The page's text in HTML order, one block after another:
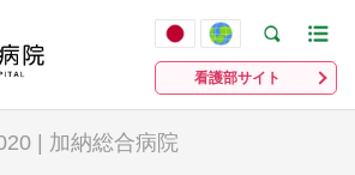
看護部サイト
| 加納総合病院